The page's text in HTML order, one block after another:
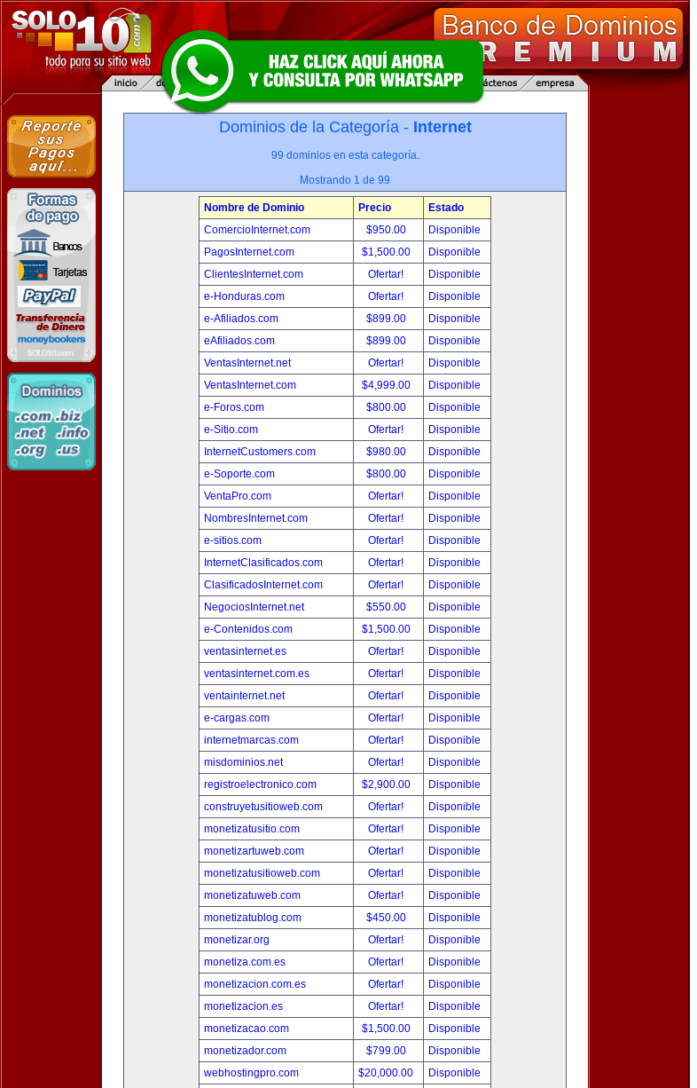
Dominios de la Categoría - Internet
99 dominios en esta categoría.
Mostrando 1 de 99
Nombre de Dominio Precio
Estado
ComercioInternet.com
$950.00
Disponible
PagosInternet.com
$1,500.00
Disponible
ClientesInternet.com
Ofertar!
Disponible
e-Honduras.com
Ofertar!
Disponible
e-Afiliados.com
$899.00
Disponible
eAfiliados.com
$899.00
Disponible
VentasInternet.net
Ofertar!
Disponible
VentasInternet.com
$4,999.00
Disponible
e-Foros.com
$800.00
Disponible
e-Sitio.com
Ofertar!
Disponible
InternetCustomers.com
$980.00
Disponible
e-Soporte.com
$800.00
Disponible
VentaPro.com
Ofertar!
Disponible
NombresInternet.com
Ofertar!
Disponible
e-sitios.com
Ofertar!
Disponible
InternetClasificados.com
Ofertar!
Disponible
ClasificadosInternet.com
Ofertar!
Disponible
NegociosInternet.net
$550.00
Disponible
e-Contenidos.com
$1,500.00
Disponible
ventasinternet.es
Ofertar!
Disponible
ventasinternet.com.es
Ofertar!
Disponible
ventainternet.net
Ofertar!
Disponible
e-cargas.com
Ofertar!
Disponible
internetmarcas.com
Ofertar!
Disponible
misdominios.net
Ofertar!
Disponible
registroelectronico.com
$2,900.00
Disponible
construyetusitioweb.com
Ofertar!
Disponible
monetizatusitio.com
Ofertar!
Disponible
monetizartuweb.com
Ofertar!
Disponible
monetizatusitioweb.com
Ofertar!
Disponible
monetizatuweb.com
Ofertar!
Disponible
monetizatublog.com
$450.00
Disponible
monetizar.org
Ofertar!
Disponible
monetiza.com.es
Ofertar!
Disponible
monetizacion.com.es
Ofertar!
Disponible
monetizacion.es
Ofertar!
Disponible
monetizacao.com
$1,500.00
Disponible
monetizador.com
$799.00
Disponible
webhostingpro.com
$20,000.00
Disponible